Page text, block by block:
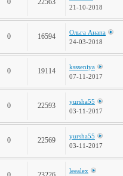
0 22563
21-10-2018
0 16594
Ольга Анапа
24-03-2018
0 19114
kssseniya
07-11-2017
0 22593
yursha55
03-11-2017
0 22569
yursha55
03-11-2017
leealex